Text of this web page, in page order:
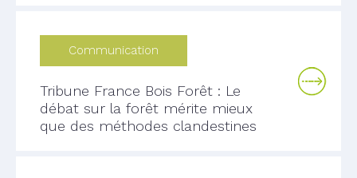
Communication
Tribune France Bois Forêt : Le
débat sur la forêt mérite mieux
que des méthodes clandestines